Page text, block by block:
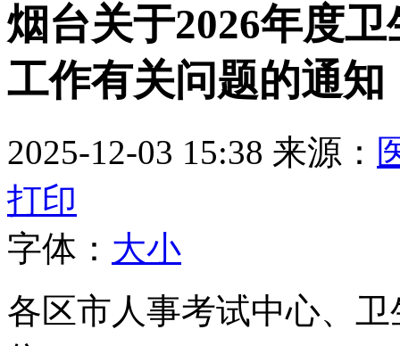
烟台关于2026年度
工作有关问题的通知
2025-12-03 15:38 来源：
打印
字体： 大小
各区市人事考试中心、